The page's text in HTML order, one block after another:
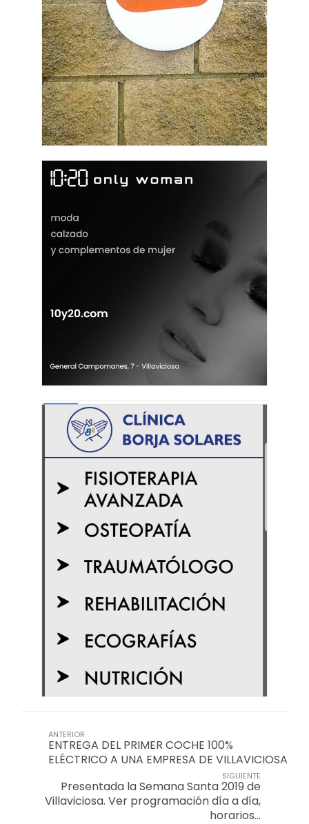
ANTERIOR
ENTREGA DEL PRIMER COCHE 100%
ELÉCTRICO A UNA EMPRESA DE VILLAVICIOSA
SIGUIENTE
Presentada la Semana Santa 2019 de
Villaviciosa. Ver programación día a día,
horarios…